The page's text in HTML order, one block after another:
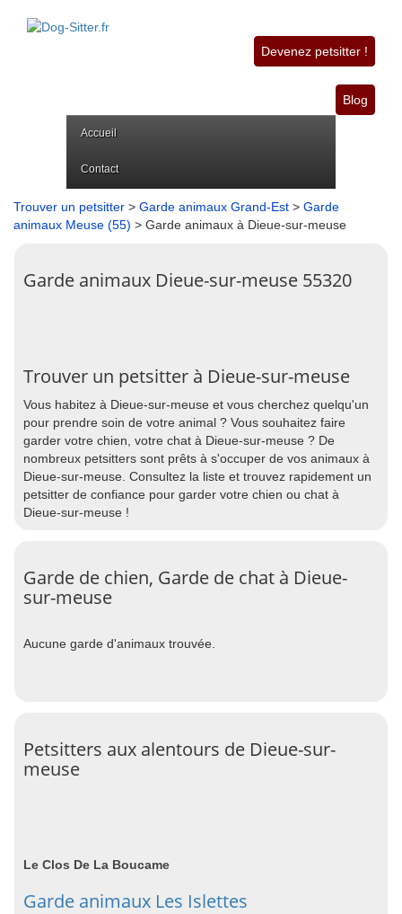
Devenez petsitter !
Blog
Accueil
Contact
Trouver un petsitter > Garde animaux Grand-Est > Garde
animaux Meuse (55) > Garde animaux à Dieue-sur-meuse
Garde animaux Dieue-sur-meuse 55320
Trouver un petsitter à Dieue-sur-meuse
Vous habitez à Dieue-sur-meuse et vous cherchez quelqu'un
pour prendre soin de votre animal ? Vous souhaitez faire
garder votre chien, votre chat à Dieue-sur-meuse ? De
nombreux petsitters sont prêts à s'occuper de vos animaux à
Dieue-sur-meuse. Consultez la liste et trouvez rapidement un
petsitter de confiance pour garder votre chien ou chat à
Dieue-sur-meuse !
Garde de chien, Garde de chat à Dieue-
sur-meuse
Aucune garde d'animaux trouvée.
Petsitters aux alentours de Dieue-sur-
meuse
Le Clos De La Boucame
Garde animaux Les Islettes